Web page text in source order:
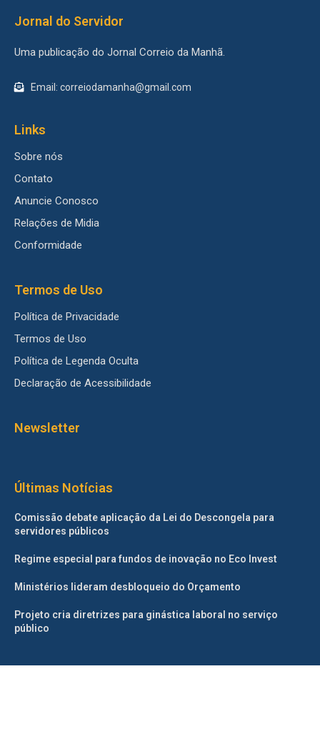
Jornal do Servidor
Uma publicação do Jornal Correio da Manhã.
Email: correiodamanha@gmail.com
Links
Sobre nós
Contato
Anuncie Conosco
Relações de Midia
Conformidade
Termos de Uso
Política de Privacidade
Termos de Uso
Política de Legenda Oculta
Declaração de Acessibilidade
Newsletter
Últimas Notícias
Comissão debate aplicação da Lei do Descongela para
servidores públicos
Regime especial para fundos de inovação no Eco Invest
Ministérios lideram desbloqueio do Orçamento
Projeto cria diretrizes para ginástica laboral no serviço
público